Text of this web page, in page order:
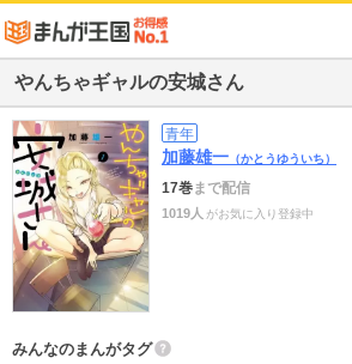
やんちゃギャルの安城さん
青年
加藤雄一 （かとうゆういち）
17巻まで配信
1019人 がお気に入り登録中
みんなのまんがタグ